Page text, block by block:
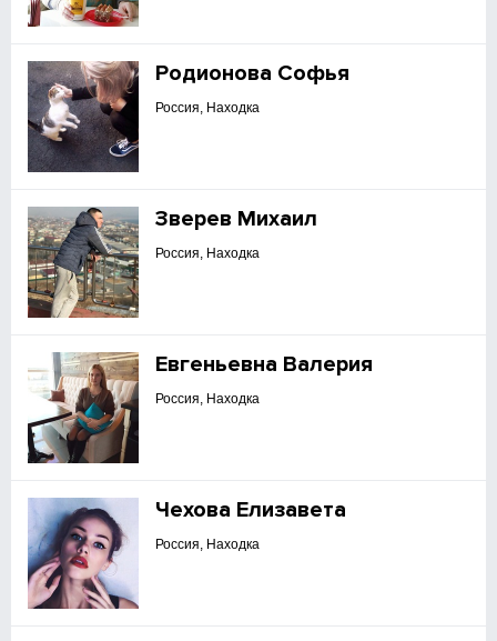
Родионова Софья
Россия, Находка
Зверев Михаил
Россия, Находка
Евгеньевна Валерия
Россия, Находка
Чехова Елизавета
Россия, Находка